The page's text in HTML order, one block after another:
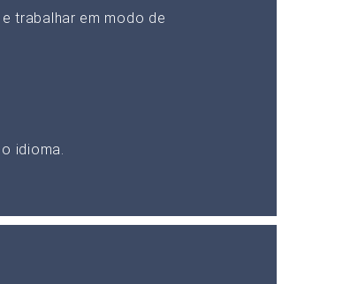
trabalhar em modo de
idioma.